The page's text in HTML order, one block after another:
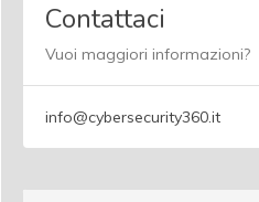
Contattaci
Vuoi maggiori informazioni?
info@cybersecurity360.it